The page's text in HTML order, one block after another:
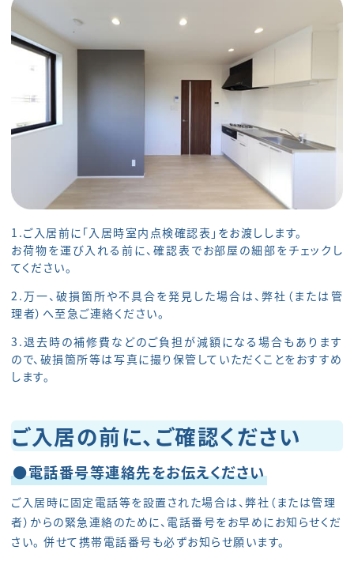
1.ご入居前に「入居時室内点検確認表」をお渡しします。
お荷物を運び入れる前に、確認表でお部屋の細部をチェックし
てください。
2.万一、破損箇所や不具合を発見した場合は、弊社（または管
理者）へ至急ご連絡ください。
3.退去時の補修費などのご負担が減額になる場合もあります
ので、破損箇所等は写真に撮り保管していただくことをおすすめ
します。
ご入居の前に、ご確認ください
●電話番号等連絡先をお伝えください
ご入居時に固定電話等を設置された場合は、弊社（または管理
者）からの緊急連絡のために、電話番号をお早めにお知らせくだ
さい。 併せて携帯電話番号も必ずお知らせ願います。